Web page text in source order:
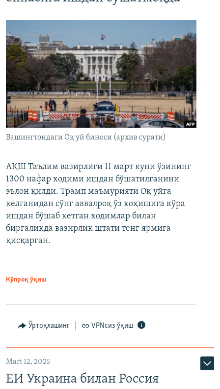
Вашингтондаги Оқ уй биноси (архив сурати)
АҚШ Таълим вазирлиги 11 март куни ўзининг
1300 нафар ходими ишдан бўшатилганини
эълон қилди. Трамп маъмурияти Оқ уйга
келганидан сўнг аввалроқ ўз хоҳишига кўра
ишдан бўшаб кетган ходимлар билан
биргаликда вазирлик штати тенг ярмига
қисқарган.
Кўпроқ ўқиш
Ўртоқлашинг VPNсиз ўқиш
Mart 12, 2025
ЕИ Украина билан Россия